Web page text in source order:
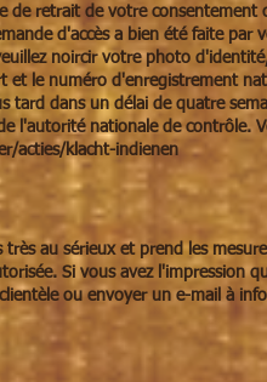
de retrait de votre
d'accès a bien été faite
noircir votre photo
et le numéro d'enregistrement
tard dans un délai de quatre
l'autorité nationale de contrôle.
acties/klacht-indienen
au sérieux et prend les
Si vous avez l'impression
ou envoyer un e-mail à